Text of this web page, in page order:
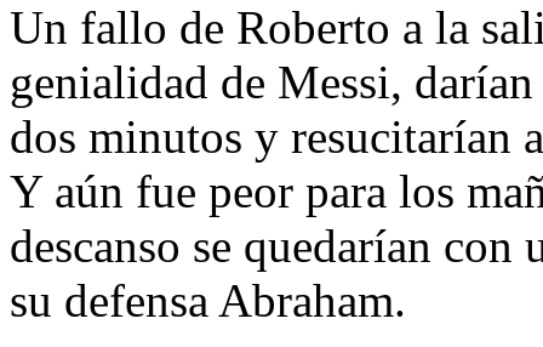
Un fallo de Roberto a la
genialidad de Messi,
dos minutos y resucitarían
Y aún fue peor para los
descanso se quedarían
su defensa Abraham.